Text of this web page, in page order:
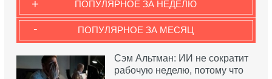
ПОПУЛЯРНОЕ ЗА НЕДЕЛЮ
+
ПОПУЛЯРНОЕ ЗА МЕСЯЦ
-
Сэм Альтман: ИИ не сократит
рабочую неделю, потому что